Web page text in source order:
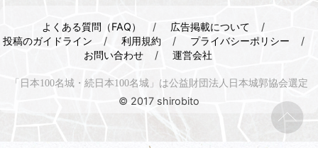
よくある質問（FAQ）
広告掲載について
投稿のガイドライン
利用規約
プライバシーポリシー
お問い合わせ
運営会社
「日本100名城・続日本100名城」は公益財団法人日本城郭協会選定
© 2017 shirobito